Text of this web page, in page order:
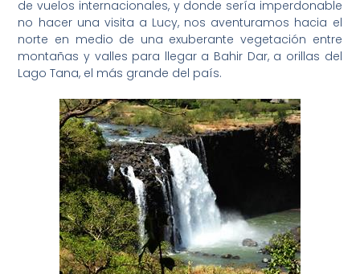
de vuelos internacionales, y donde sería imperdonable
no hacer una visita a Lucy, nos aventuramos hacia el
norte en medio de una exuberante vegetación entre
montañas y valles para llegar a Bahir Dar, a orillas del
Lago Tana, el más grande del país.